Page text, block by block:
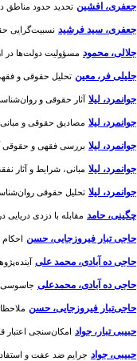
جعفری، افشین تحدید حدود مناطق
جعفری، سید فرشید نسبیت‌گرایی
جلالی، محمود مسؤولیت دولت‌ها در
جلیلی فر، معین تحلیل حقوقی و فقهی
جوانمرد، لیلا آثار حقوقی و روان‌شناسی
جوانمرد، لیلا مصادیق حقوقی و مبانی
جوانمرد، لیلا بررسی فقهی و حقوقی
جوانمرد، لیلا مبانی، شرایط و آثار نفقه
جوانمرد، لیلا تحلیل حقوقی روان‌شناسی
چگینی، حامد مقابله با دزدی دریایی در
حاجی تبار فیروزجایی، حسن احکام
حاجی ده آبادی، محمد علی
حاجی ده آبادی، محمدعلی جاسوسی
حاجی‌تبار فیروزجایی، حسن
حبیبی تبار، جواد امکان‌سنجی اعتبار
حبیبی، جواد جرایم ضد عفت و